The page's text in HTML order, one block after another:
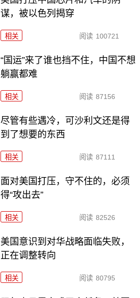
谋，被以色列揭穿
相关 阅读 100721
“国运”来了谁也挡不住，中国不想
躺赢都难
相关 阅读 87156
尽管有些遇冷，可沙利文还是得
到了想要的东西
相关 阅读 87111
面对美国打压，守不住的，必须
得“攻出去”
相关 阅读 82526
美国意识到对华战略面临失败，
正在调整转向
相关 阅读 80795